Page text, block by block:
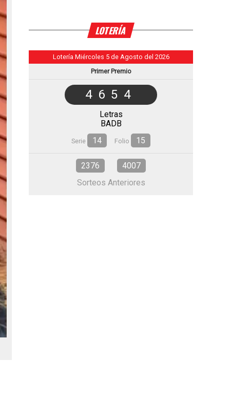
LOTERÍA
Lotería Miércoles 5 de Agosto del 2026
Primer Premio
4654
Letras
BADB
Serie 14 Folio 15
2376
4007
Sorteos Anteriores